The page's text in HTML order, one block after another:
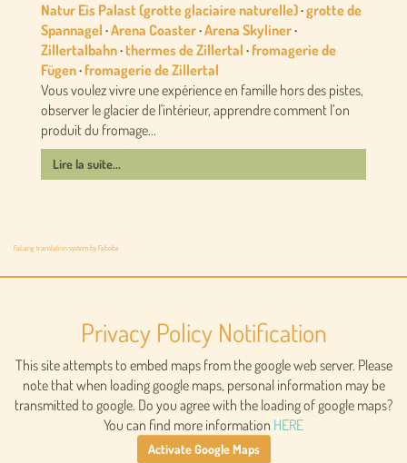
Natur Eis Palast (grotte glaciaire naturelle)·grotte de
Spannagel ·Arena Coaster·Arena Skyliner·
Zillertalbahn·thermes de Zillertal ·fromagerie de
Fügen·fromagerie de Zillertal
Vous voulez vivre une expérience en famille hors des pistes,
observer le glacier de l'intérieur, apprendre comment l’on
produit du fromage...
Lire la suite...
FaLang translation system by Faboba
Privacy Policy Notification
This site attempts to embed maps from the google web server. Please
note that when loading google maps, personal information may be
transmitted to google. Do you agree with the loading of google maps?
You can find more information HERE